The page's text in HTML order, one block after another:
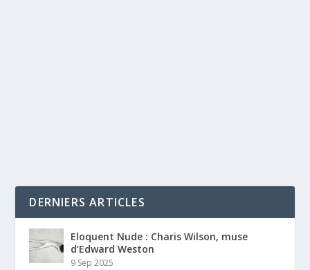
DERNIERS ARTICLES
Eloquent Nude : Charis Wilson, muse
d’Edward Weston
9 Sep 2025